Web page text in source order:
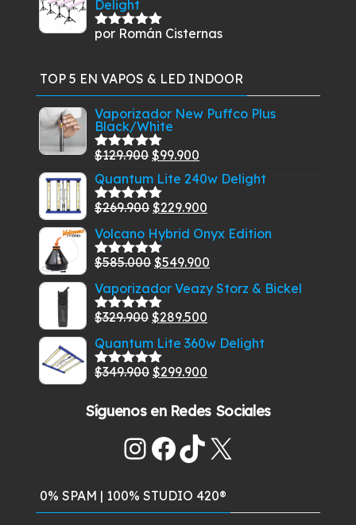
Delight
Valorado
por Román Cisternas
TOP 5 EN VAPOS & LED INDOOR
Vaporizador New Puffco Plus
Black/White
Valorado
5
$129.900 El
precio
original
era:
$129.900.
$99.900
precio
es:
$99.900.
Quantum Lite 240w Delight
Valorado
5
$269.900 El
precio
original
era:
$269.900.
$229.900
precio
actual
es:
$229.900.
Volcano Hybrid Onyx Edition
Valorado
5
$585.000 El
precio
original
era:
$585.000.
$549.900
precio
actual
$549.900.
Vaporizador Veazy Storz & Bickel
Valorado
5
$329.900 El
precio
original
era:
$289.500
precio
actual
es:
Quantum Lite 360w Delight
Valorado
$349.900 El
original
$349.900.
$299.900
actual
$299.900.
Síguenos en Redes Sociales
Instagram
Facebook
TikTok
X
0% SPAM | 100% STUDIO 420®